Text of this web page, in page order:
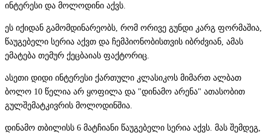
ინტერესი და მოლოდინი აქვს.
ეს იქიდან გამომდინარეობს, რომ ორივე გუნდი კარგ ფორმაშია,
წაუგებელი სერია აქვთ და ჩემპიონობისთვის იბრძვიან, ამას
ემატება თემურ ქეცბაიას ფაქტორიც.
ასეთი დიდი ინტერესი ქართული კლასიკოს მიმართ ალბათ
ბოლო 10 წელია არ ყოფილა და "დინამო არენა" ათასობით
გულშემატკივრის მოლოდინშია.
დინამო თბილისს 6 მატჩიანი წაუგებელი სერია აქვს. მას შემდეგ,